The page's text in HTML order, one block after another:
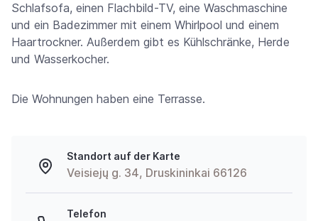
Schlafsofa, einen Flachbild-TV, eine Waschmaschine
und ein Badezimmer mit einem Whirlpool und einem
Haartrockner. Außerdem gibt es Kühlschränke, Herde
und Wasserkocher.
Die Wohnungen haben eine Terrasse.
Standort auf der Karte
Veisiejų g. 34, Druskininkai 66126
Telefon